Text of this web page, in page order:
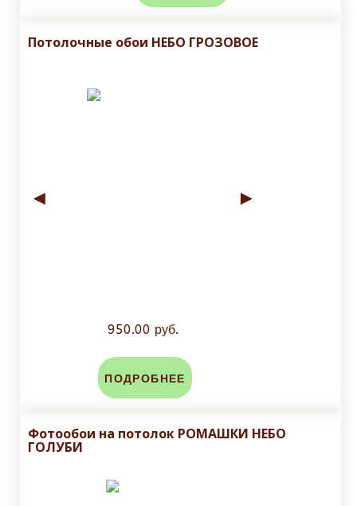
Потолочные обои НЕБО ГРОЗОВОЕ
◄ ►
950.00 руб.
ПОДРОБНЕЕ
Фотообои на потолок РОМАШКИ НЕБО
ГОЛУБИ